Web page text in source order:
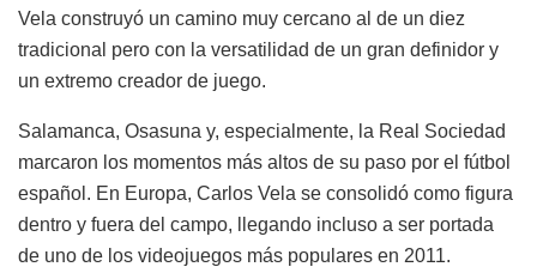
Vela construyó un camino muy cercano al de un diez
tradicional pero con la versatilidad de un gran definidor y
un extremo creador de juego.
Salamanca, Osasuna y, especialmente, la Real Sociedad
marcaron los momentos más altos de su paso por el fútbol
español. En Europa, Carlos Vela se consolidó como figura
dentro y fuera del campo, llegando incluso a ser portada
de uno de los videojuegos más populares en 2011.